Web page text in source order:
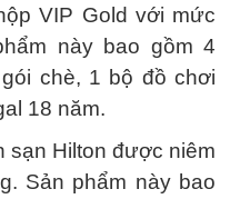
VIP Gold với mức
này bao gồm 4
chè, 1 bộ đồ chơi
18 năm.
sạn Hilton được niêm
Sản phẩm này bao